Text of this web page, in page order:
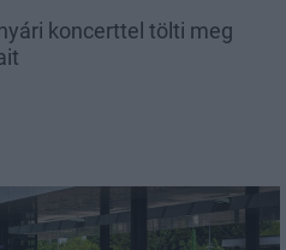
koncerttel tölti meg